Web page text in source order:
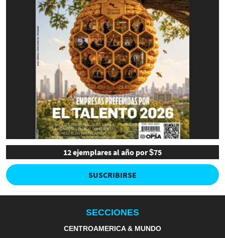
12 ejemplares al año por $75
SUSCRIBIRSE
SECCIONES
CENTROAMERICA & MUNDO